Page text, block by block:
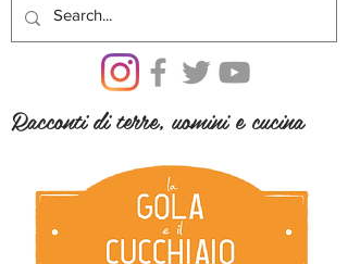
Racconti di terre, uomini e cucina